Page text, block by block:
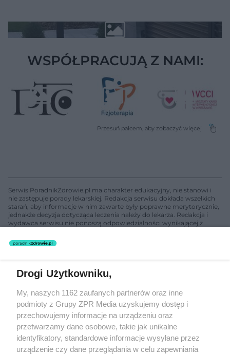
WSPÓŁPRACUJĄ Z NAMI:
Serwis PoradnikZdrowie.pl ma charakter edukacyjny, nie stanowi i
nie zastępuje porady lekarskiej. Redakcja serwisu dokłada wszelkich
starań, aby informacje w nim zawarte były poprawne merytorycznie,
jednakże decyzja dotycząca leczenia należy do lekarza. Redakcja i
wydawca serwisu nie ponoszą odpowiedzialności wynikającej z
nie prowadzi działalności leczniczej polegającej na udzielaniu
świadczeń zdrowotnych w rozumieniu art. 3 ust 1 ustawy o
Żaden utwór zamieszczony w serwisie nie może być powielany i
rozpowszechniany lub dalej rozpowszechniany w jakikolwiek sposób
(w tym także elektroniczny lub mechaniczny) na jakimkolwiek polu
eksploatacji w jakiejkolwiek formie, włącznie z umieszczaniem w
Internecie bez pisemnej zgody właściciela praw. Jakiekolwiek użycie
lub wykorzystanie utworów w całości lub w części z naruszeniem
prawa, tzn. bez właściwej zgody, jest zabronione pod groźbą kary i
może być ścigane prawnie.
Drogi Użytkowniku,
My, naszych 1162 zaufanych partnerów oraz inne
podmioty z Grupy ZPR Media uzyskujemy dostęp i
przechowujemy informacje na urządzeniu oraz
przetwarzamy dane osobowe, takie jak unikalne
identyfikatory, standardowe informacje wysyłane przez
urządzenie czy dane przeglądania w celu zapewniania